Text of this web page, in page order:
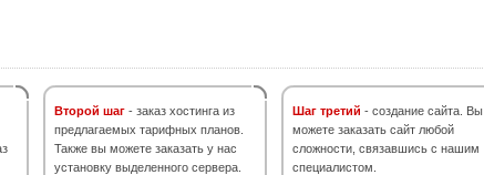
Второй шаг - заказ хостинга из
предлагаемых тарифных планов.
Также вы можете заказать у нас
установку выделенного сервера.
Шаг третий - создание сайта. Вы
можете заказать сайт любой
сложности, связавшись с нашим
специалистом.